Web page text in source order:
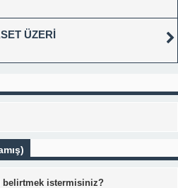
ÜZERİ
belirtmek istermisiniz?